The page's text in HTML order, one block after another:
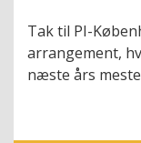
Tak til PI-
arrangement,
næste års